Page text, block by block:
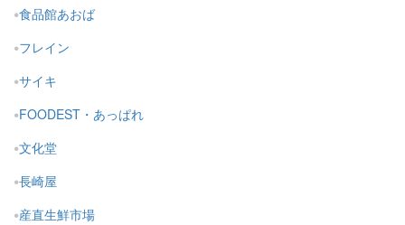
食品館あおば
フレイン
サイキ
FOODEST・あっぱれ
文化堂
長崎屋
産直生鮮市場